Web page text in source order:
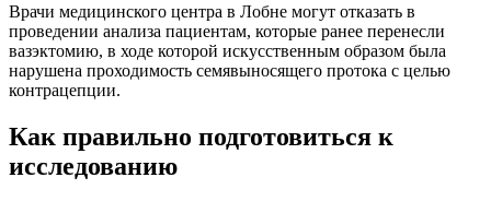
Врачи медицинского центра в Лобне могут отказать в
проведении анализа пациентам, которые ранее перенесли
вазэктомию, в ходе которой искусственным образом была
нарушена проходимость семявыносящего протока с целью
контрацепции.
Как правильно подготовиться к
исследованию